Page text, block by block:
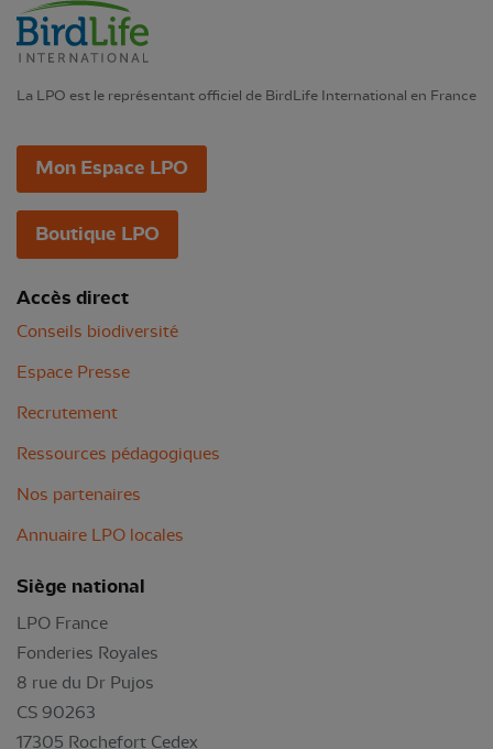
La LPO est le représentant officiel de BirdLife International en France
Mon Espace LPO
Boutique LPO
Accès direct
Conseils biodiversité
Espace Presse
Recrutement
Ressources pédagogiques
Nos partenaires
Annuaire LPO locales
Siège national
LPO France
Fonderies Royales
8 rue du Dr Pujos
CS 90263
17305 Rochefort Cedex